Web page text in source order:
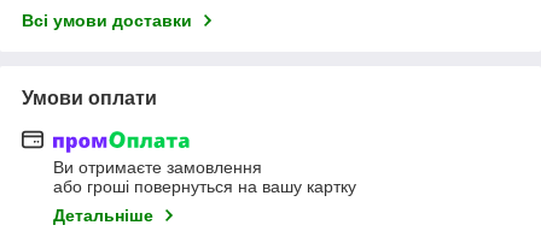
Всі умови доставки
Умови оплати
Ви отримаєте замовлення
або гроші повернуться на вашу картку
Детальніше